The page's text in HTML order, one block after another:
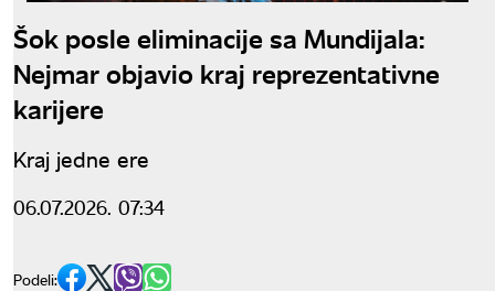
Šok posle eliminacije sa Mundijala:
Nejmar objavio kraj reprezentativne
karijere
Kraj jedne ere
06.07.2026. 07:34
Podeli: